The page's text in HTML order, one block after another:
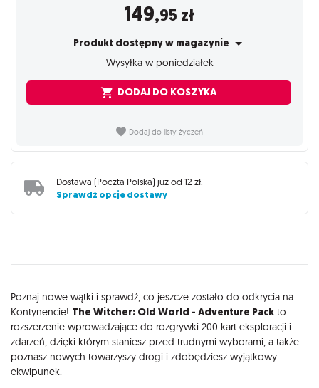
149,95 zł
Produkt dostępny w magazynie
Wysyłka w poniedziałek
DODAJ DO KOSZYKA
Dodaj do listy życzeń
Dostawa (Poczta Polska) już od 12 zł
Sprawdź opcje dostawy
Opis
Poznaj nowe wątki i sprawdź, co jeszcze zostało do odkrycia na
Kontynencie! The Witcher: Old World - Adventure Pack to
rozszerzenie wprowadzające do rozgrywki 200 kart eksploracji i
zdarzeń, dzięki którym staniesz przed trudnymi wyborami, a także
poznasz nowych towarzyszy drogi i zdobędziesz wyjątkowy
ekwipunek.